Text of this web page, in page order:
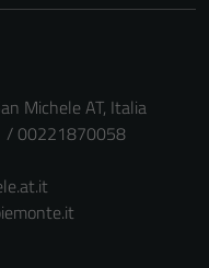
Michele AT, Italia
/ 00221870058